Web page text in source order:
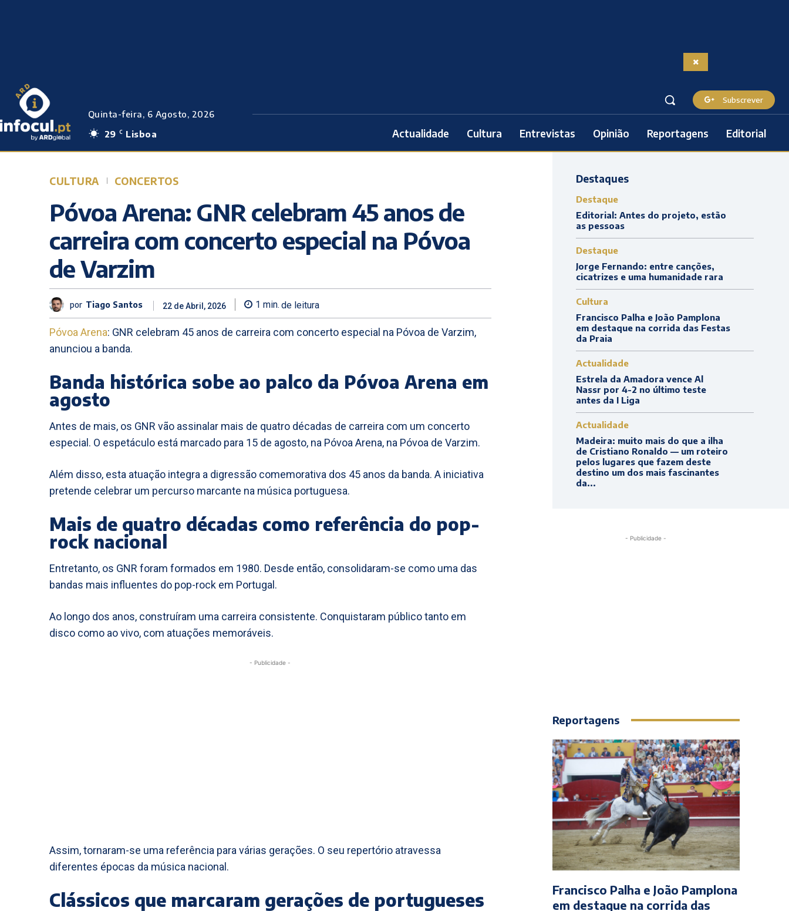
Quinta-feira, 6 Agosto, 2026
29 C Lisboa
Subscrever
Actualidade Cultura Entrevistas Opinião Reportagens Editorial
CULTURA CONCERTOS
Póvoa Arena: GNR celebram 45 anos de
carreira com concerto especial na Póvoa
de Varzim
por Tiago Santos 22 de Abril, 2026 1 min. de leitura
Póvoa Arena: GNR celebram 45 anos de carreira com concerto especial na Póvoa de Varzim,
anunciou a banda.
Banda histórica sobe ao palco da Póvoa Arena em
agosto
Antes de mais, os GNR vão assinalar mais de quatro décadas de carreira com um concerto
especial. O espetáculo está marcado para 15 de agosto, na Póvoa Arena, na Póvoa de Varzim.
Além disso, esta atuação integra a digressão comemorativa dos 45 anos da banda. A iniciativa
pretende celebrar um percurso marcante na música portuguesa.
Mais de quatro décadas como referência do pop-
rock nacional
Entretanto, os GNR foram formados em 1980. Desde então, consolidaram-se como uma das
bandas mais influentes do pop-rock em Portugal.
Ao longo dos anos, construíram uma carreira consistente. Conquistaram público tanto em
disco como ao vivo, com atuações memoráveis.
- Publicidade -
Assim, tornaram-se uma referência para várias gerações. O seu repertório atravessa
diferentes épocas da música nacional.
Clássicos que marcaram gerações de portugueses
Destaques
Destaque
Editorial: Antes do projeto, estão
as pessoas
Destaque
Jorge Fernando: entre canções,
cicatrizes e uma humanidade rara
Cultura
Francisco Palha e João Pamplona
em destaque na corrida das Festas
da Praia
Actualidade
Estrela da Amadora vence Al
Nassr por 4-2 no último teste
antes da I Liga
Actualidade
Madeira: muito mais do que a ilha
de Cristiano Ronaldo — um roteiro
pelos lugares que fazem deste
destino um dos mais fascinantes
da...
- Publicidade -
Reportagens
Francisco Palha e João Pamplona
em destaque na corrida das